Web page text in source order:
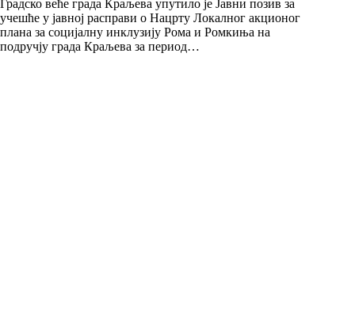
Градско веће града Краљева упутило је Јавни позив за
учешће у јавној расправи о Нацрту Локалног акционог
плана за социјалну инклузију Рома и Ромкиња на
подручју града Краљева за период…